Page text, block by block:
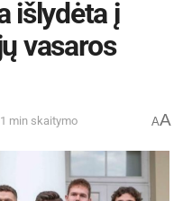
išlydėta į
vasaros
min skaitymo AA